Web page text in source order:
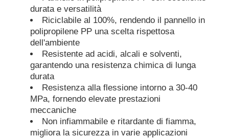
Tubi in PP
accessori per tubi in polipropilene
durata e versatilità
Riciclabile al 100%, rendendo il pannello in
polipropilene PP una scelta rispettosa
dell'ambiente
Resistente ad acidi, alcali e solventi,
garantendo una resistenza chimica di lunga
durata
Resistenza alla flessione intorno a 30-40
MPa, fornendo elevate prestazioni
meccaniche
Non infiammabile e ritardante di fiamma,
migliora la sicurezza in varie applicazioni